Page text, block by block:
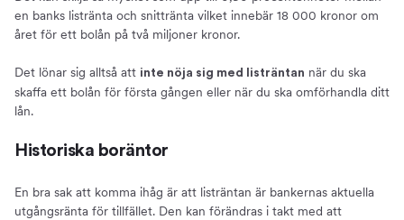
en banks listränta och snittränta vilket innebär 18 000 kronor om
året för ett bolån på två miljoner kronor.
Det lönar sig alltså att inte nöja sig med listräntan när du ska
skaffa ett bolån för första gången eller när du ska omförhandla ditt
lån.
Historiska boräntor
En bra sak att komma ihåg är att listräntan är bankernas aktuella
utgångsränta för tillfället. Den kan förändras i takt med att